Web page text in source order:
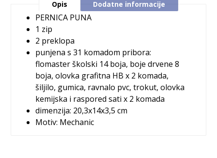
Opis Dodatne informacije
PERNICA PUNA
1 zip
2 preklopa
punjena s 31 komadom pribora:
flomaster školski 14 boja, boje drvene 8
boja, olovka grafitna HB x 2 komada,
šiljilo, gumica, ravnalo pvc, trokut, olovka
kemijska i raspored sati x 2 komada
dimenzija: 20,3x14x3,5 cm
Motiv: Mechanic